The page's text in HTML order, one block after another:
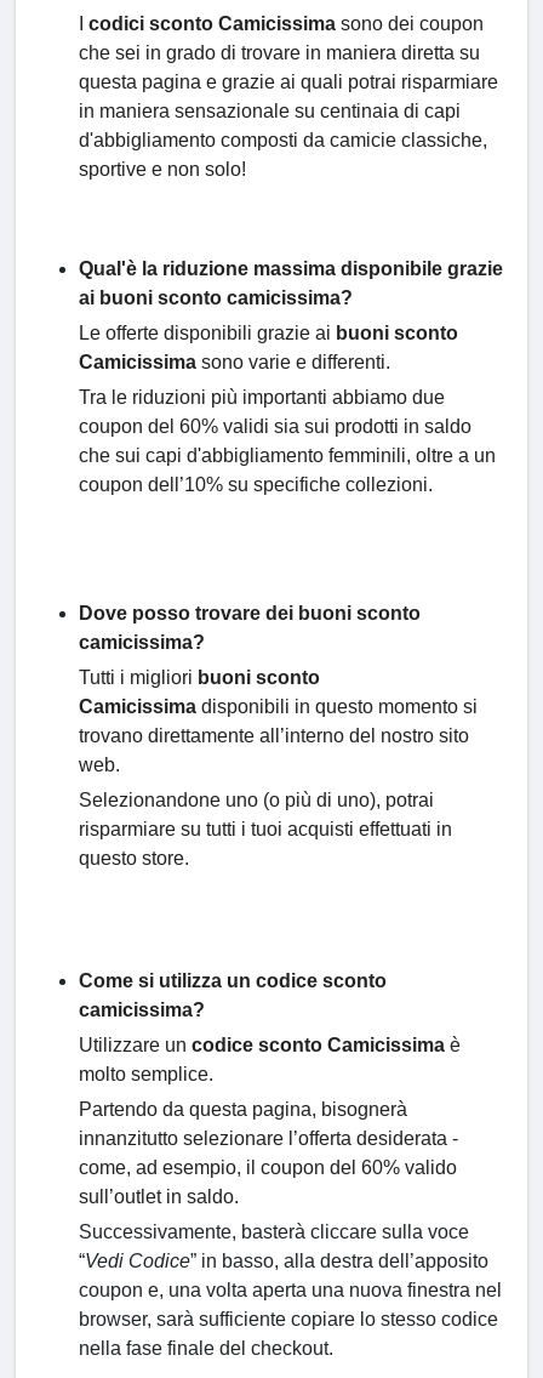
codici sconto Camicissima sono dei coupon
che sei in grado di trovare in maniera diretta su
questa pagina e grazie ai quali potrai risparmiare
in maniera sensazionale su centinaia di capi
d'abbigliamento composti da camicie classiche,
sportive e non solo!
Qual'è la riduzione massima disponibile grazie
ai buoni sconto camicissima?
Le offerte disponibili grazie ai buoni sconto
Camicissima sono varie e differenti.
Tra le riduzioni più importanti abbiamo due
coupon del 60% validi sia sui prodotti in saldo
che sui capi d'abbigliamento femminili, oltre a un
coupon dell’10% su specifiche collezioni.
Dove posso trovare dei buoni sconto
camicissima?
Tutti i migliori buoni sconto
Camicissima disponibili in questo momento si
trovano direttamente all’interno del nostro sito
web.
Selezionandone uno (o più di uno), potrai
risparmiare su tutti i tuoi acquisti effettuati in
questo store.
Come si utilizza un codice sconto
camicissima?
Utilizzare un codice sconto Camicissima è
molto semplice.
Partendo da questa pagina, bisognerà
innanzitutto selezionare l’offerta desiderata -
come, ad esempio, il coupon del 60% valido
sull’outlet in saldo.
Successivamente, basterà cliccare sulla voce
“Vedi Codice” in basso, alla destra dell’apposito
coupon e, una volta aperta una nuova finestra nel
browser, sarà sufficiente copiare lo stesso codice
nella fase finale del checkout.